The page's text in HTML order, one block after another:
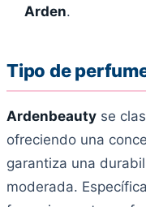
Arden.
Tipo de
Ardenbeauty se
ofreciendo una
garantiza una
moderada.